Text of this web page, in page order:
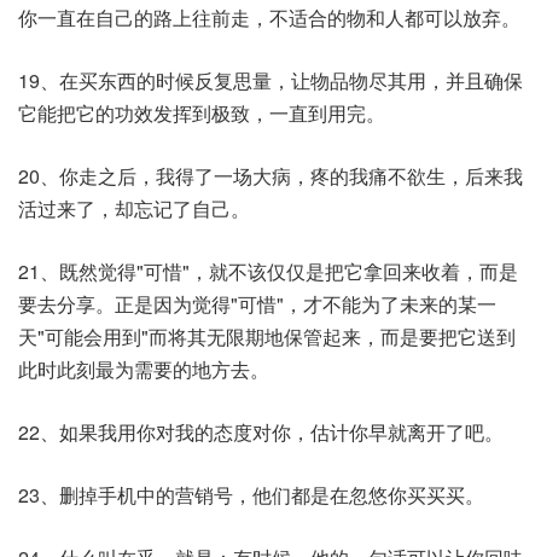
你一直在自己的路上往前走，不适合的物和人都可以放弃。
19、在买东西的时候反复思量，让物品物尽其用，并且确保
它能把它的功效发挥到极致，一直到用完。
20、你走之后，我得了一场大病，疼的我痛不欲生，后来我
活过来了，却忘记了自己。
21、既然觉得"可惜"，就不该仅仅是把它拿回来收着，而是
要去分享。正是因为觉得"可惜"，才不能为了未来的某一
天"可能会用到"而将其无限期地保管起来，而是要把它送到
此时此刻最为需要的地方去。
22、如果我用你对我的态度对你，估计你早就离开了吧。
23、删掉手机中的营销号，他们都是在忽悠你买买买。